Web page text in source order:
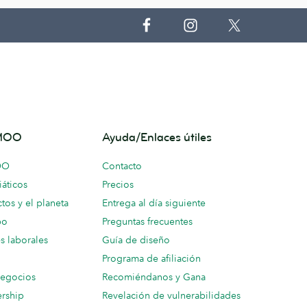
y el planeta
laborales
Ayuda/Enlaces útiles
Contacto
Precios
Entrega al día siguiente
Preguntas frecuentes
Guía de diseño
Programa de afiliación
Recomiéndanos y Gana
Revelación de vulnerabilidades